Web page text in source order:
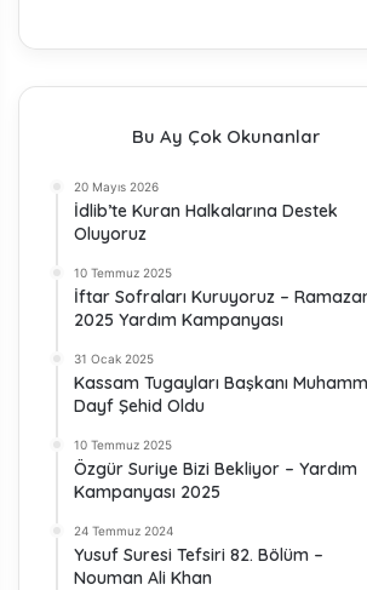
Bu Ay Çok Okunanlar
20 Mayıs 2026
İdlib’te Kuran Halkalarına Destek
Oluyoruz
10 Temmuz 2025
İftar Sofraları Kuruyoruz –
2025 Yardım Kampanyası
31 Ocak 2025
Kassam Tugayları Başkanı
Dayf Şehid Oldu
10 Temmuz 2025
Özgür Suriye Bizi Bekliyor – Yardım
Kampanyası 2025
24 Temmuz 2024
Yusuf Suresi Tefsiri 82. Bölüm –
Nouman Ali Khan